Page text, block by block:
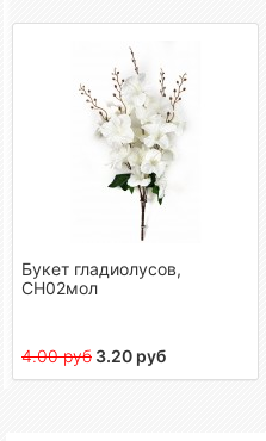
Букет гладиолусов,
СН02мол
4.00 руб 3.20 руб